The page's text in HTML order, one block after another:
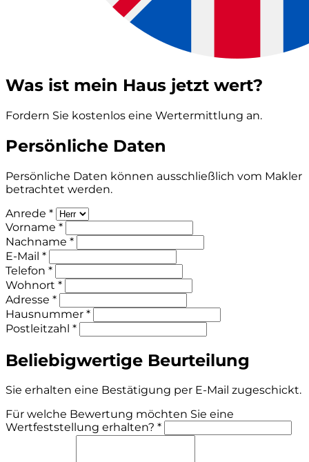
Was ist mein Haus jetzt wert?
Fordern Sie kostenlos eine Wertermittlung an.
Persönliche Daten
Persönliche Daten können ausschließlich vom Makler
betrachtet werden.
Anrede *
Vorname *
Nachname *
E-Mail *
Telefon *
Wohnort *
Adresse *
Hausnummer *
Postleitzahl *
Beliebigwertige Beurteilung
Sie erhalten eine Bestätigung per E-Mail zugeschickt.
Für welche Bewertung möchten Sie eine
Wertfeststellung erhalten? *